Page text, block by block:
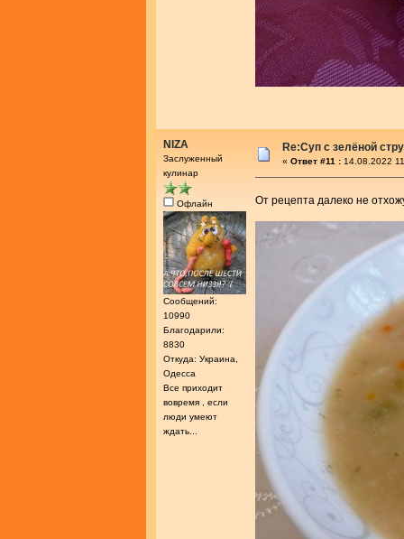
NIZA
Заслуженный
кулинар
Офлайн
Сообщений:
10990
Благодарили:
8830
Откуда: Украина,
Одесса
Все приходит
вовремя , если
люди умеют
ждать...
Re:Cуп с зелёной
« Ответ #11 : 14.08.2022
От рецепта далеко не